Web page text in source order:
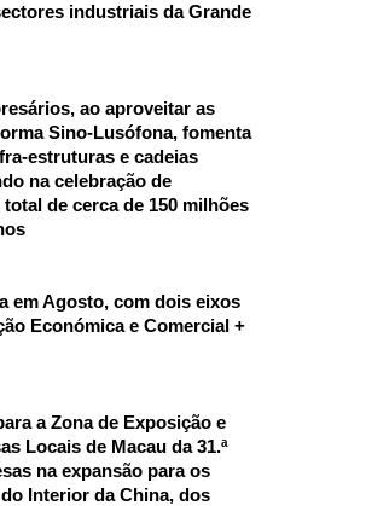
industriais da Grande
ao aproveitar as
Sino-Lusófona, fomenta
estruturas e cadeias
na celebração de
de cerca de 150 milhões
em Agosto, com dois eixos
Económica e Comercial +
a Zona de Exposição e
Locais de Macau da 31.ª
na expansão para os
Interior da China, dos